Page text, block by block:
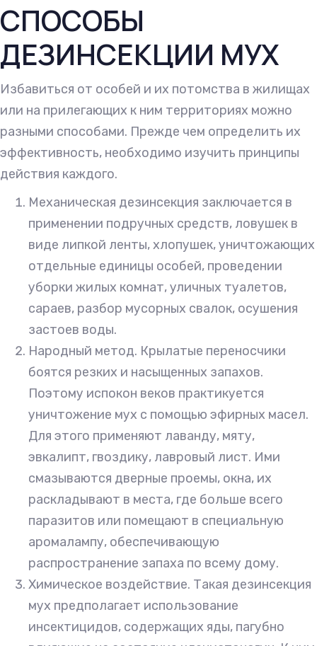
СПОСОБЫ
ДЕЗИНСЕКЦИИ МУХ
Избавиться от особей и их потомства в жилищах
или на прилегающих к ним территориях можно
разными способами. Прежде чем определить их
эффективность, необходимо изучить принципы
действия каждого.
Механическая дезинсекция заключается в
применении подручных средств, ловушек в
виде липкой ленты, хлопушек, уничтожающих
отдельные единицы особей, проведении
уборки жилых комнат, уличных туалетов,
сараев, разбор мусорных свалок, осушения
застоев воды.
Народный метод. Крылатые переносчики
боятся резких и насыщенных запахов.
Поэтому испокон веков практикуется
уничтожение мух с помощью эфирных масел.
Для этого применяют лаванду, мяту,
эвкалипт, гвоздику, лавровый лист. Ими
смазываются дверные проемы, окна, их
раскладывают в места, где больше всего
паразитов или помещают в специальную
аромалампу, обеспечивающую
распространение запаха по всему дому.
Химическое воздействие. Такая дезинсекция
мух предполагает использование
инсектицидов, содержащих яды, пагубно